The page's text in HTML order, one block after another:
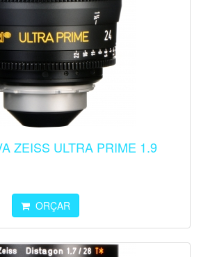
ZEISS ULTRA PRIME 1.9
ORÇAR